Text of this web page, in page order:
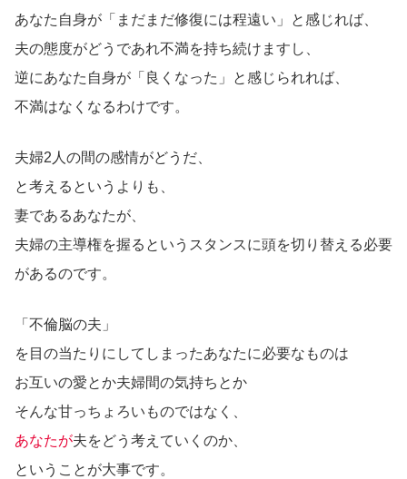
あなた自身が「まだまだ修復には程遠い」と感じれば、
夫の態度がどうであれ不満を持ち続けますし、
逆にあなた自身が「良くなった」と感じられれば、
不満はなくなるわけです。
夫婦2人の間の感情がどうだ、
と考えるというよりも、
妻であるあなたが、
夫婦の主導権を握るというスタンスに頭を切り替える必要
があるのです。
「不倫脳の夫」
を目の当たりにしてしまったあなたに必要なものは
お互いの愛とか夫婦間の気持ちとか
そんな甘っちょろいものではなく、
あなたが夫をどう考えていくのか、
ということが大事です。